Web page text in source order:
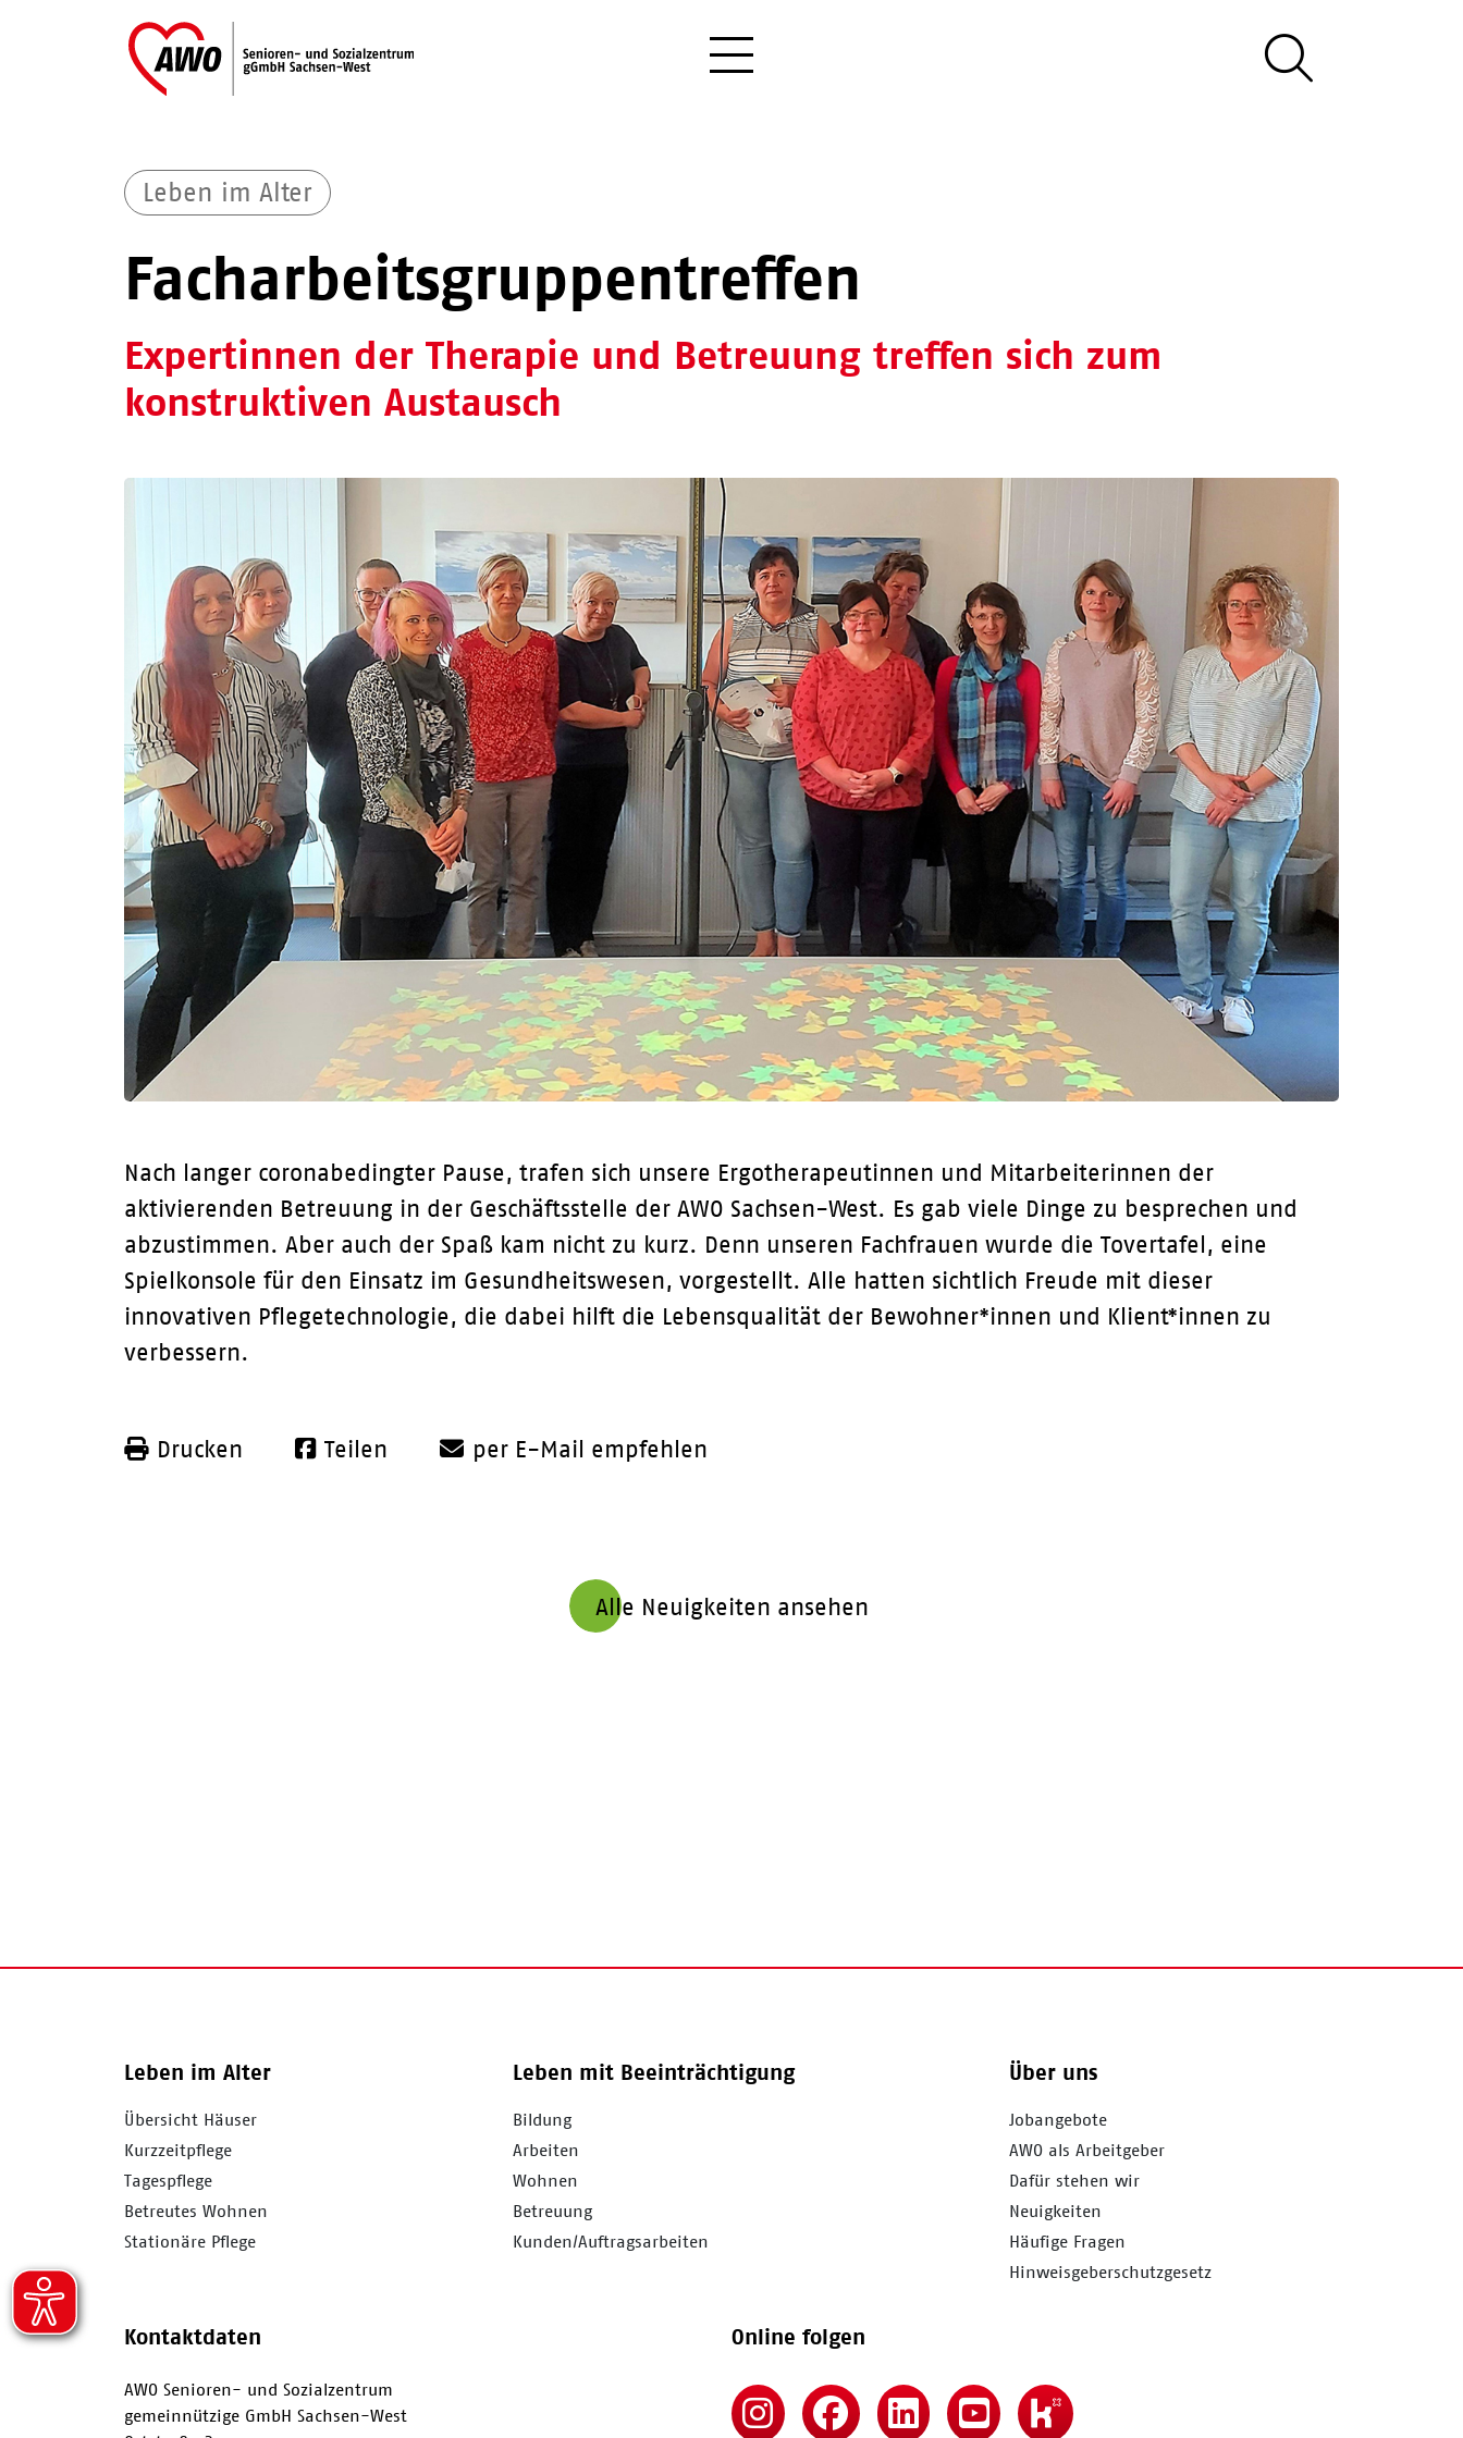
Leben im Alter
Facharbeitsgruppentreffen
Expertinnen der Therapie und Betreuung treffen sich zum
konstruktiven Austausch
Nach langer coronabedingter Pause, trafen sich unsere Ergotherapeutinnen und Mitarbeiterinnen der
aktivierenden Betreuung in der Geschäftsstelle der AWO Sachsen-West. Es gab viele Dinge zu besprechen und
abzustimmen. Aber auch der Spaß kam nicht zu kurz. Denn unseren Fachfrauen wurde die Tovertafel, eine
Spielkonsole für den Einsatz im Gesundheitswesen, vorgestellt. Alle hatten sichtlich Freude mit dieser
innovativen Pflegetechnologie, die dabei hilft die Lebensqualität der Bewohner*innen und Klient*innen zu
verbessern.
Drucken Teilen per E-Mail empfehlen
Alle Neuigkeiten ansehen
Leben im Alter
Übersicht Häuser
Kurzzeitpflege
Tagespflege
Betreutes Wohnen
Stationäre Pflege
Leben mit Beeinträchtigung
Bildung
Arbeiten
Wohnen
Betreuung
Kunden/Auftragsarbeiten
Über uns
Jobangebote
AWO als Arbeitgeber
Dafür stehen wir
Neuigkeiten
Häufige Fragen
Hinweisgeberschutzgesetz
Kontaktdaten
AWO Senioren- und Sozialzentrum
gemeinnützige GmbH Sachsen-West
Online folgen